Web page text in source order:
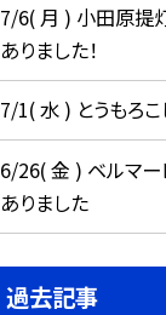
7/6( 月 ) 小田原提
ありました！
7/1( 水 ) とうもろ
6/26( 金 ) ベルマ
ありました
過去記事